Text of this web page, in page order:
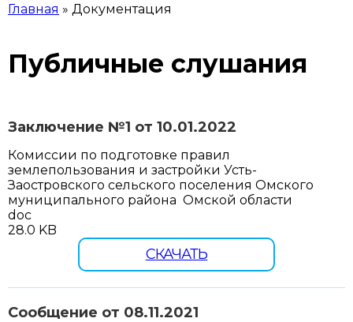
ВЫ ЗДЕСЬ
Главная » Документация
Публичные слушания
Заключение №1 от 10.01.2022
Комиссии по подготовке правил
землепользования и застройки Усть-
Заостровского сельского поселения Омского
муниципального района Омской области
doc
28.0 KB
СКАЧАТЬ
Сообщение от 08.11.2021